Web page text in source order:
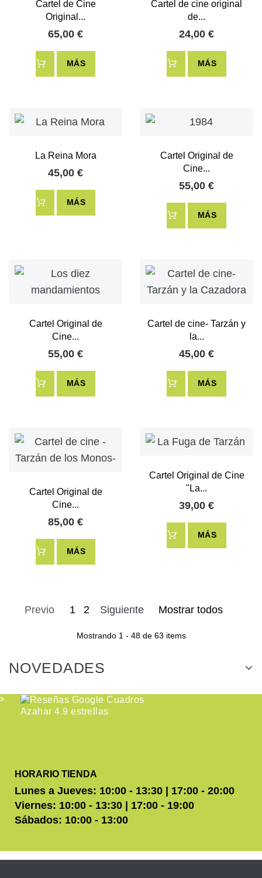
Cartel de Cine
Original...
65,00 €
MÁS
Cartel de cine original
de...
24,00 €
MÁS
La Reina Mora
45,00 €
MÁS
Cartel Original de
Cine...
55,00 €
MÁS
Cartel Original de
Cine...
55,00 €
MÁS
Cartel de cine- Tarzán y
la...
45,00 €
MÁS
Cartel Original de
Cine...
85,00 €
MÁS
Cartel Original de Cine
"La...
39,00 €
MÁS
Previo 1 2 Siguiente Mostrar todos
Mostrando 1 - 48 de 63 items
NOVEDADES
HORARIO TIENDA
Lunes a Jueves: 10:00 - 13:30 | 17:00 - 20:00
Viernes: 10:00 - 13:30 | 17:00 - 19:00
Sábados: 10:00 - 13:00